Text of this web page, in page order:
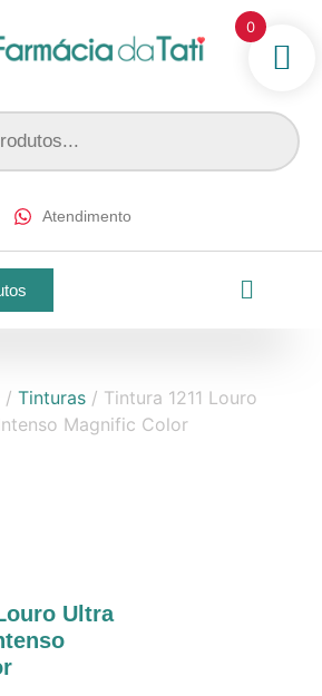
Atendimento
/ Tinturas / Tintura 1211 Louro
Magnific Color
Ultra
0